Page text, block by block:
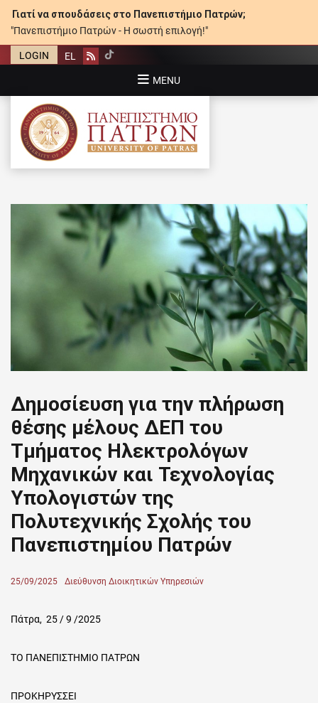
Γιατί να σπουδάσεις στο Πανεπιστήμιο Πατρών;
"Πανεπιστήμιο Πατρών - Η σωστή επιλογή!"
LOGIN EL Rss
MENU
ΠΑΝΕΠΙΣΤΉΜΙΟ ΠΑΤΡΏΝ
Δημοσίευση για την πλήρωση
θέσης μέλους ΔΕΠ του
Τμήματος Ηλεκτρολόγων
Μηχανικών και Τεχνολογίας
Υπολογιστών της
Πολυτεχνικής Σχολής του
Πανεπιστημίου Πατρών
Posted
25/09/2025 Author
Διεύθυνση Διοικητικών Υπηρεσιών
Πάτρα, 25 / 9 /2025
ΤΟ ΠΑΝΕΠΙΣΤΗΜΙΟ ΠΑΤΡΩΝ
ΠΡΟΚΗΡΥΣΣΕΙ